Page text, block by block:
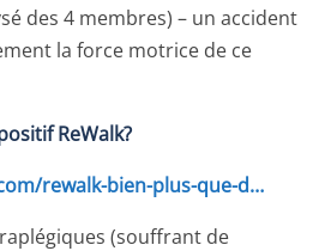
des 4 membres) – un accident
la force motrice de ce
ReWalk?
rewalk-bien-plus-que-d…
(souffrant de